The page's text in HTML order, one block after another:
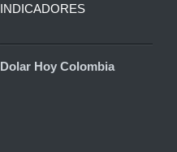
INDICADORES
Dolar Hoy Colombia